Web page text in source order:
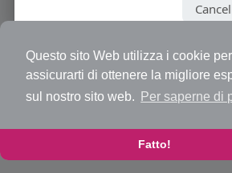
Questo sito Web utilizza i cookie per
assicurarti di ottenere la migliore
sul nostro sito web.
Per saperne di
Fatto!